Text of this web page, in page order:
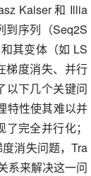
Kaiser 和 Illia
到序列（Seq2S
其变体（如 LS
梯度消失、并行
以下几个关键问
特性使其难以并
完全并行化；
消失问题，Tra
系来解决这一问